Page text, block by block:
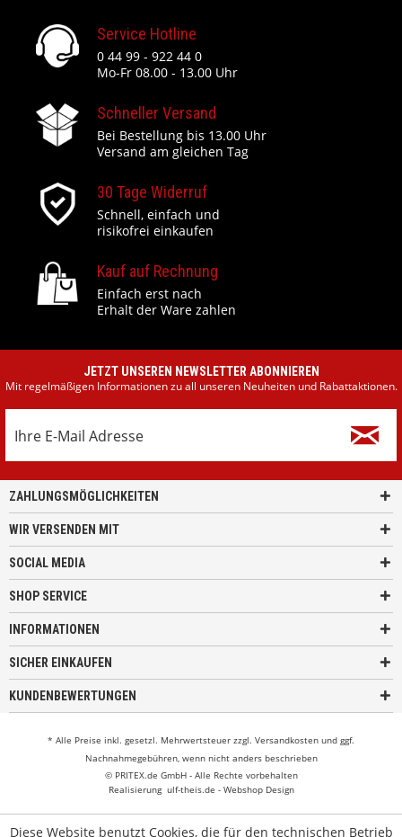
Service Hotline
0 44 99 - 922 44 0
Mo-Fr 08.00 - 13.00 Uhr
Schneller Versand
Bei Bestellung bis 13.00 Uhr
Versand am gleichen Tag
30 Tage Widerruf
Schnell, einfach und
risikofrei einkaufen
Kauf auf Rechnung
Einfach erst nach
Erhalt der Ware zahlen
JETZT UNSEREN NEWSLETTER ABONNIEREN
Mit regelmäßigen Informationen zu all unseren Neuheiten und Rabattaktionen.
ZAHLUNGSMÖGLICHKEITEN
WIR VERSENDEN MIT
SOCIAL MEDIA
SHOP SERVICE
INFORMATIONEN
SICHER EINKAUFEN
KUNDENBEWERTUNGEN
* Alle Preise inkl. gesetzl. Mehrwertsteuer zzgl. Versandkosten und ggf.
Nachnahmegebühren, wenn nicht anders beschrieben
© PRITEX.de GmbH - Alle Rechte vorbehalten
Realisierung ulf-theis.de - Webshop Design
Diese Website benutzt Cookies, die für den technischen Betrieb